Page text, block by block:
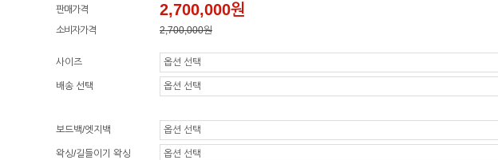
판매가격 2,700,000원
소비자가격 2,700,000원
사이즈
배송 선택
보드백/엣지백
왁싱/길들이기 왁싱